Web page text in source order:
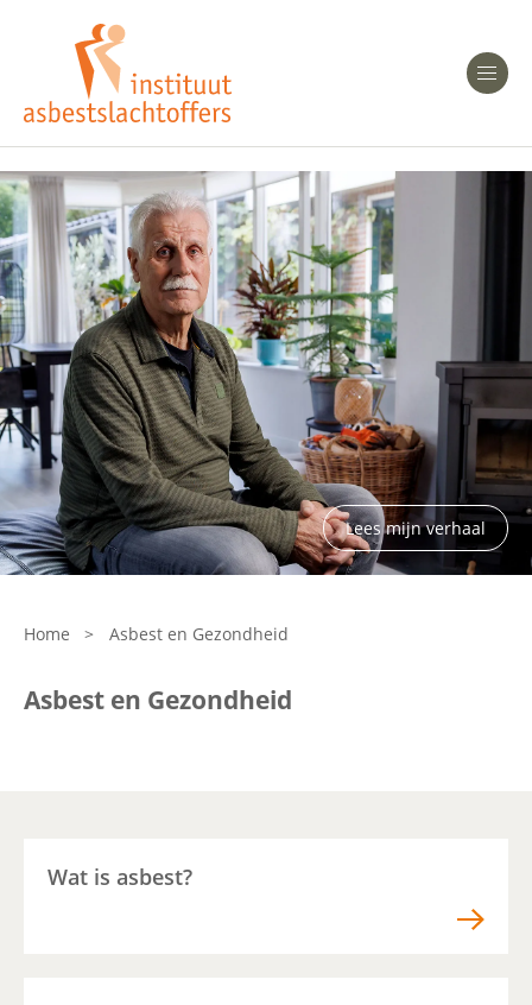
Heeft u Mesothelioom?
Heeft u Asbestose?
Professionals
Bent u arts?
Bent u werkgever of verzekeraar?
Asbest en Gezondheid
Laatste nieuws
Onze organisatie
Veelgestelde vragen
Zoeken
Lees mijn verhaal
Home > Asbest en Gezondheid
Asbest en Gezondheid
Wat is asbest?